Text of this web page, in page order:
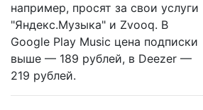
например, просят за свои услуги
"Яндекс.Музыка" и Zvooq. В
Google Play Music цена подписки
выше — 189 рублей, в Deezer —
219 рублей.